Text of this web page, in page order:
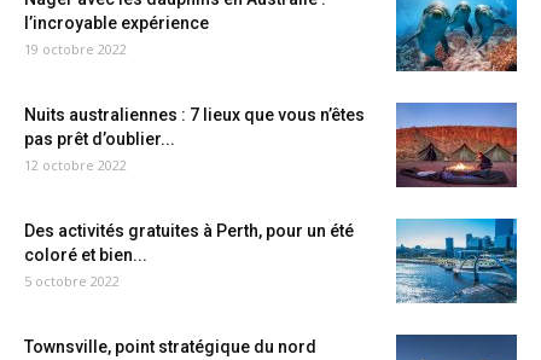
l’incroyable expérience
19 octobre 2022
Nuits australiennes : 7 lieux que vous n’êtes
pas prêt d’oublier...
12 octobre 2022
Des activités gratuites à Perth, pour un été
coloré et bien...
5 octobre 2022
Townsville, point stratégique du nord